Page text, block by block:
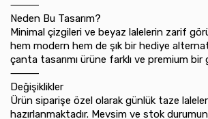
⸻
Neden Bu Tasarım?
Minimal çizgileri ve beyaz lalelerin zarif
hem modern hem de şık bir hediye
çanta tasarımı ürüne farklı ve premium bir
⸻
Değişiklikler
Ürün siparişe özel olarak günlük taze
hazırlanmaktadır. Mevsim ve stok